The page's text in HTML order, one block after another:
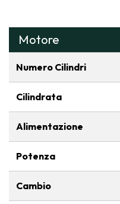
Motore
Numero Cilindri
Cilindrata
Alimentazione
Potenza
Cambio